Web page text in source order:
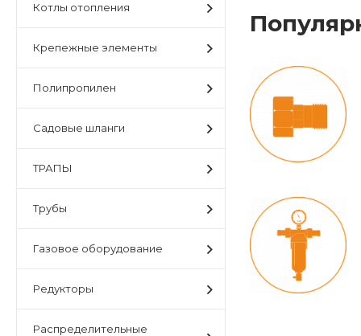
Котлы отопления
Крепежные элементы
Полипропилен
Садовые шланги
ТРАПЫ
Трубы
Газовое оборудование
Редукторы
Распределительные